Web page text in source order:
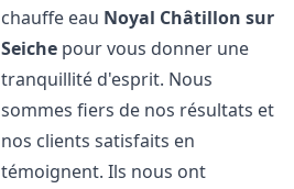
chauffe eau Noyal Châtillon sur
Seiche pour vous donner une
tranquillité d'esprit. Nous
sommes fiers de nos résultats et
nos clients satisfaits en
témoignent. Ils nous ont